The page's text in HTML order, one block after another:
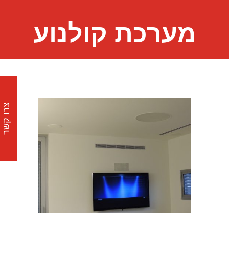
מערכת קולנוע
צרו קשר